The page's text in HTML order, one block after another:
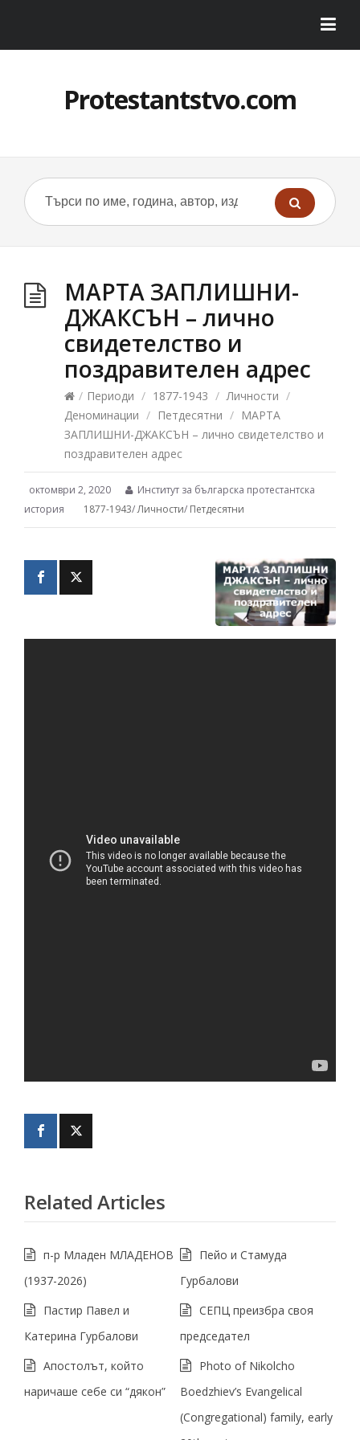
Protestantstvo.com
МАРТА ЗАПЛИШНИ-
ДЖАКСЪН – лично
свидетелство и
поздравителен адрес
/ Периоди / 1877-1943 / Личности /
Деноминации / Петдесятни / МАРТА
ЗАПЛИШНИ-ДЖАКСЪН – лично свидетелство и
поздравителен адрес
октомври 2, 2020
Институт за българска протестантска
история
1877-1943/Личности/ Петдесятни
Related Articles
п-р Младен МЛАДЕНОВ
(1937-2026)
Пейо и Стамуда
Гурбалови
Пастир Павел и
Катерина Гурбалови
СЕПЦ преизбра своя
председател
Апостолът, който
наричаше себе си “дякон”
Photo of Nikolcho
Boedzhiev’s Evangelical
(Congregational) family, early